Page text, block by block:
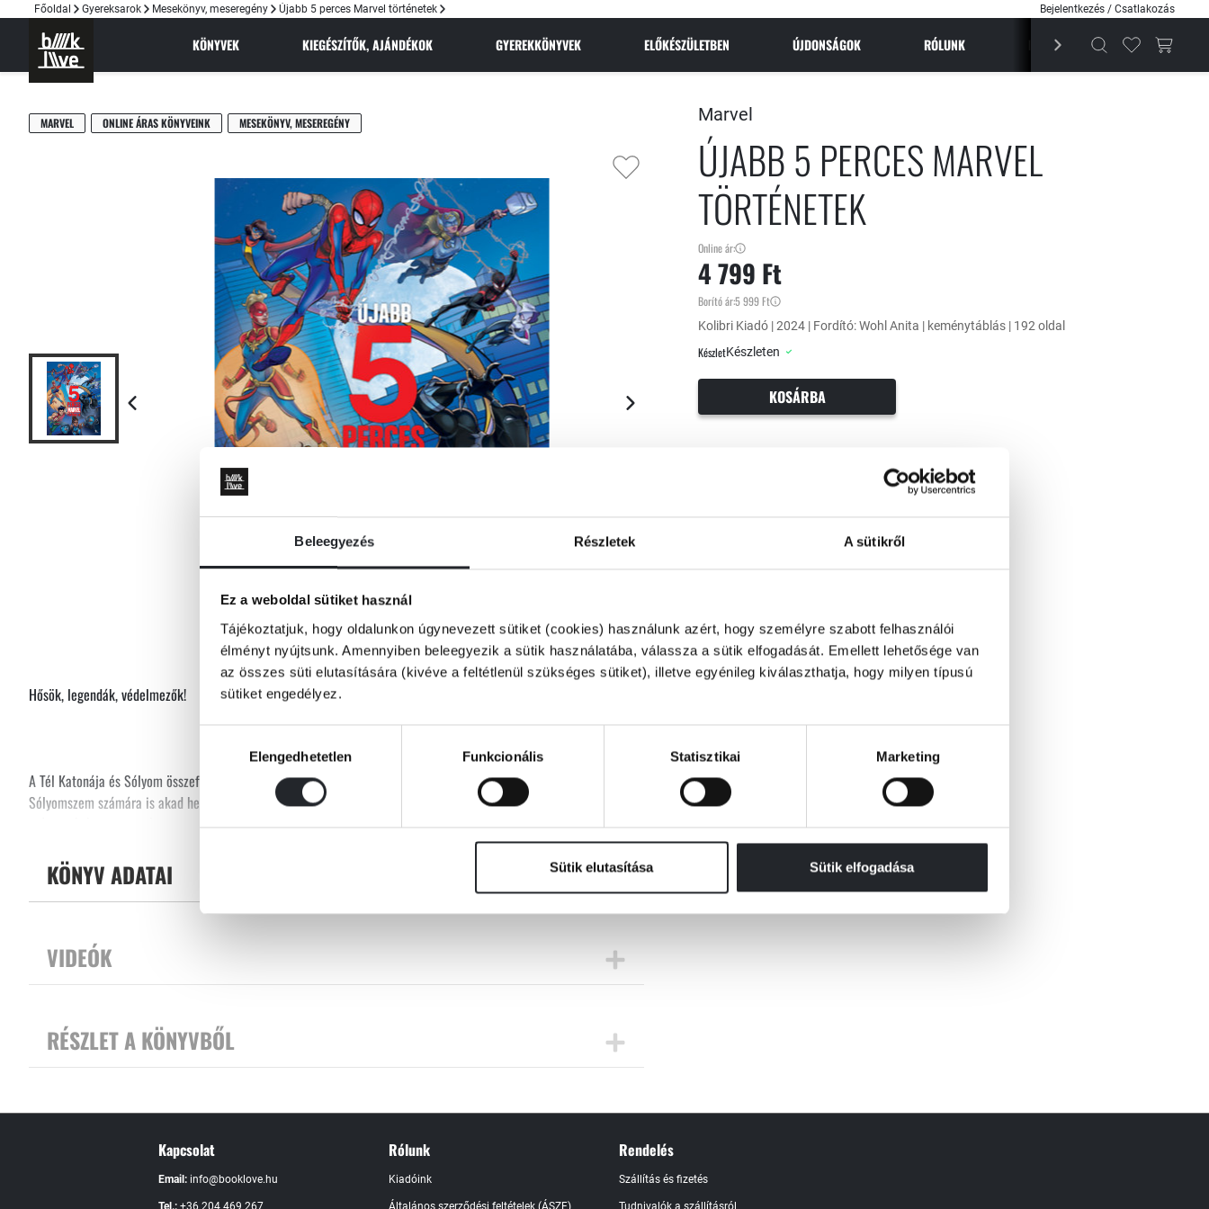
Beleegyezés Részletek A sütikről
Ez a weboldal sütiket használ
Tájékoztatjuk, hogy oldalunkon úgynevezett sütiket (cookies) használunk azért, hogy személyre szabott felhasználói
élményt nyújtsunk. Amennyiben beleegyezik a sütik használatába, válassza a sütik elfogadását. Emellett lehetősége van
az összes süti elutasítására (kivéve a feltétlenül szükséges sütiket), illetve egyénileg kiválaszthatja, hogy milyen típusú
sütiket engedélyez.
kiválasztásaElengedhetetlen Funkcionális Statisztikai Marketing
Sütik elutasítása Sütik elfogadása
Főoldal Gyereksarok Mesekönyv, meseregény Újabb 5 perces Marvel történetek Bejelentkezés / Csatlakozás
KÖNYVEK KIEGÉSZÍTŐK, AJÁNDÉKOK GYEREKKÖNYVEK ELŐKÉSZÜLETBEN ÚJDONSÁGOK RÓLUNK BESTSELLEREK MAGAZIN
MARVEL ONLINE ÁRAS KÖNYVEINK MESEKÖNYV, MESEREGÉNY
Hősök, legendák, védelmezők!
A Tél Katonája és Sólyom összefog, hogy legyőzzenek egy veszélyes ellenfelet, Kate Bishop bebizonyítja, hogy két
Sólyomszem számára is akad hely a hősök táborában, a Pókemberek akcióba lendülnek, sőt már Loki is legújabb
csínytevésén töri a fejét - ismerd meg RÉGI ÉS ÚJ KEDVENCEID legújabb hőstetteit ebből az AKCIÓDÚS mesékkel
KÖNYV ADATAI
VIDEÓK
RÉSZLET A KÖNYVBŐL
Marvel
ÚJABB 5 PERCES MARVEL
TÖRTÉNETEK
Online ár:
4 799 Ft
Borító ár:5 999 Ft
Kolibri Kiadó | 2024 | Fordító: Wohl Anita | keménytáblás | 192 oldal
KészletKészleten
KOSÁRBA
Kapcsolat
Email: info@booklove.hu
Tel.: +36 204 469 267
Rólunk
Kiadóink
Általános szerződési feltételek (ÁSZF)
Rendelés
Szállítás és fizetés
Tudnivalók a szállításról